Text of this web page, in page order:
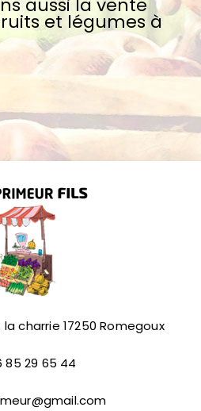
aussi la vente
et légumes à
charrie 17250 Romegoux
85 29 65 44